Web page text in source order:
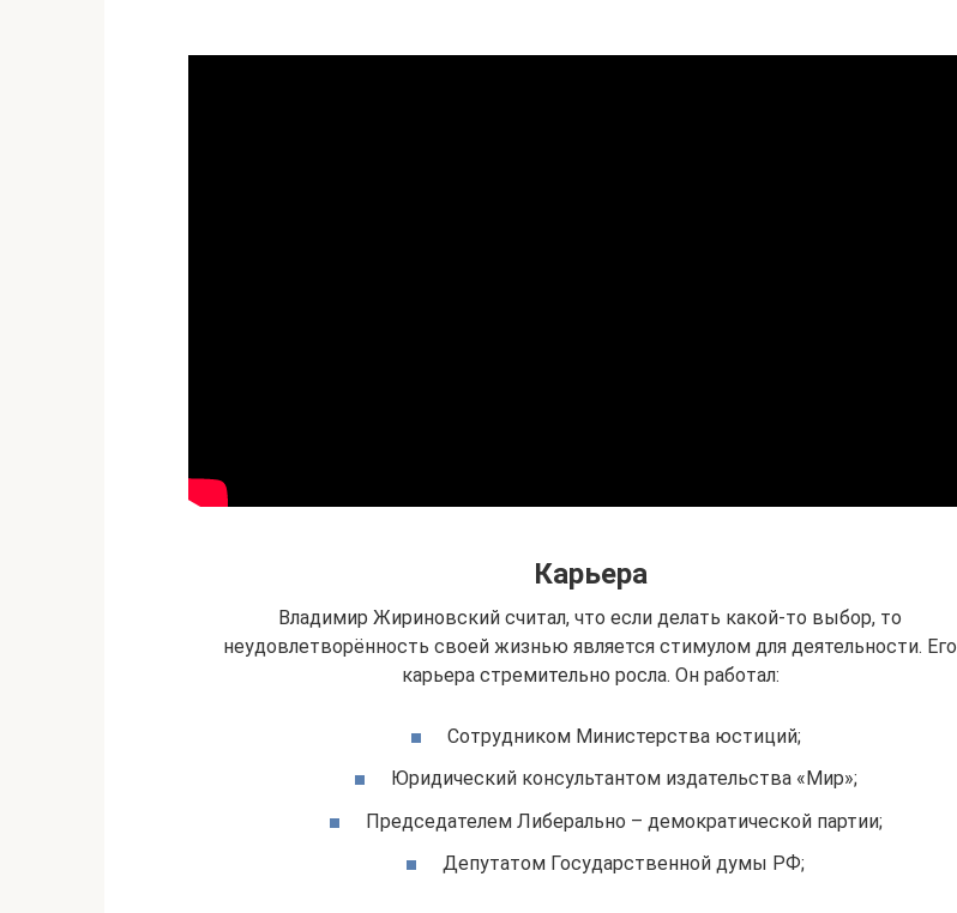
Карьера
Владимир Жириновский считал, что если делать какой-то выбор, то
неудовлетворённость своей жизнью является стимулом для деятельности. Его
карьера стремительно росла. Он работал:
Сотрудником Министерства юстиций;
Юридический консультантом издательства «Мир»;
Председателем Либерально – демократической партии;
Депутатом Государственной думы РФ;